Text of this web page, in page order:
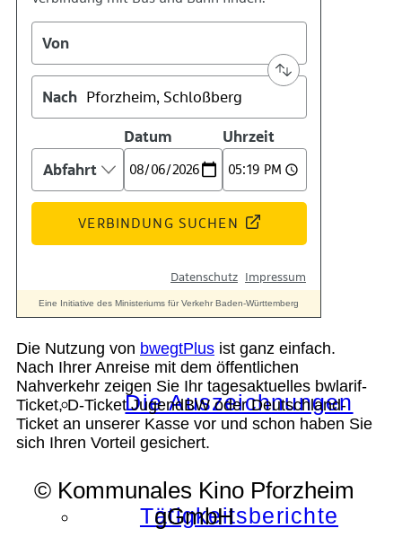
Kontakt
Kino
Das Team
Die Auszeichnungen
Tätigkeitsberichte
Die Nutzung von bwegtPlus ist ganz einfach.
Nach Ihrer Anreise mit dem öffentlichen
Nahverkehr zeigen Sie Ihr tagesaktuelles bwlarif-
Ticket, D-Ticket JugendBW oder Deutschland-
Ticket an unserer Kasse vor und schon haben Sie
sich Ihren Vorteil gesichert.
© Kommunales Kino Pforzheim
gGmbH